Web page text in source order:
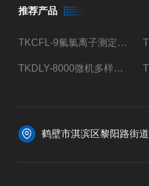
推荐产品
TKCFL-9氟氯离子测定仪自动煤质检测
TKDLY-8000微机多样测硫仪自动定硫仪化验室硫含量测定
鹤壁市淇滨区黎阳路街